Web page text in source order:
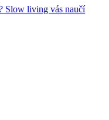
Slow living vás naučí